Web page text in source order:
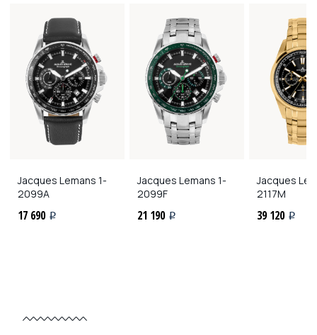
Jacques Lemans 1-
2099A
17 690 i
Jacques Lemans 1-
2099F
21 190 i
Jacques
2117M
39 120 i